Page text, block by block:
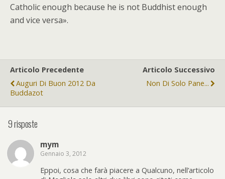
Catholic enough because he is not Buddhist enough
and vice versa».
Articolo Precedente
Auguri Di Buon 2012 Da
Buddazot
Articolo Successivo
Non Di Solo Pane...
9 risposte
mym
Gennaio 3, 2012
Eppoi, cosa che farà piacere a Qualcuno, nell’articolo